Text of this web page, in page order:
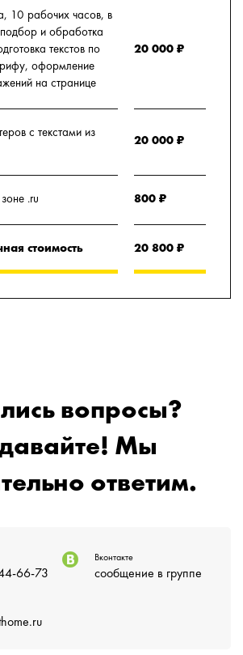
10 рабочих часов, в
и обработка
текстов по
оформление
на странице
20 000 ₽
с текстами из
20 000 ₽
.ru 800 ₽
стоимость 20 800 ₽
вопросы?
Мы
ответим.
66-73
Вконтакте
сообщение в группе